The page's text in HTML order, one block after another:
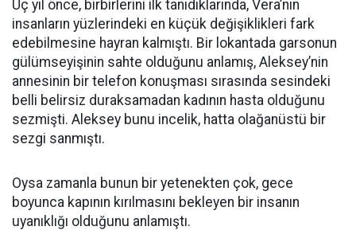
Üç yıl önce, birbirlerini ilk tanıdıklarında, Vera’nın
insanların yüzlerindeki en küçük değişiklikleri fark
edebilmesine hayran kalmıştı. Bir lokantada garsonun
gülümseyişinin sahte olduğunu anlamış, Aleksey’nin
annesinin bir telefon konuşması sırasında sesindeki
belli belirsiz duraksamadan kadının hasta olduğunu
sezmişti. Aleksey bunu incelik, hatta olağanüstü bir
sezgi sanmıştı.
Oysa zamanla bunun bir yetenekten çok, gece
boyunca kapının kırılmasını bekleyen bir insanın
uyanıklığı olduğunu anlamıştı.